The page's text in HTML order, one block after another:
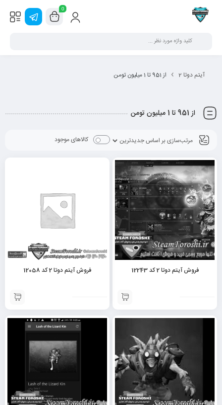
0
آیتم دوتا 2 از 951 تا 1 میلیون تومن
از 951 تا 1 میلیون تومن
کالاهای موجود
فروش آیتم دوتا 2 کد 12243 فروش آیتم دوتا 2 کد 12058